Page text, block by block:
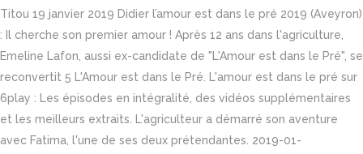
Titou 19 janvier 2019 Didier l’amour est dans le pré 2019 (Aveyron)
: Il cherche son premier amour ! Après 12 ans dans l'agriculture,
Emeline Lafon, aussi ex-candidate de "L'Amour est dans le Pré", se
reconvertit 5 L'Amour est dans le Pré. L'amour est dans le pré sur
6play : Les épisodes en intégralité, des vidéos supplémentaires
et les meilleurs extraits. L'agriculteur a démarré son aventure
avec Fatima, l'une de ses deux prétendantes. 2019-01-